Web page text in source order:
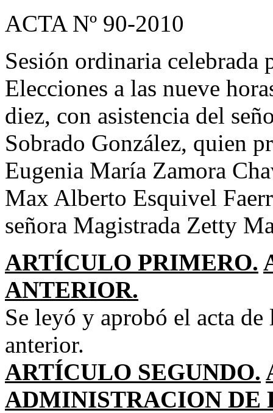
ACTA Nº 90-2010
Sesión ordinaria
Elecciones a las nueve
diez, con asistencia del
Sobrado González, quien
Eugenia María Zamora
Max Alberto Esquivel
señora Magistrada Zetty
ARTÍCULO PRIMERO.
ANTERIOR.
Se leyó y aprobó el acta
anterior.
ARTÍCULO SEGUNDO.
ADMINISTRACION DE